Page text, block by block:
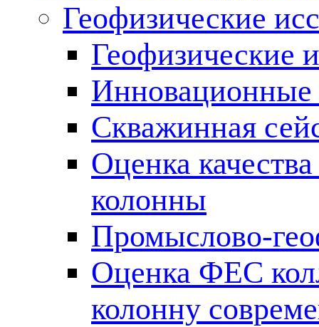
Геофизические
Геофизические
Инновационные
Скважинная
Оценка
колонны
Промыслово-
Оценка ФЕС
колонну